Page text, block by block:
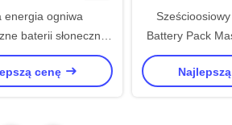
energia ogniwa
baterii słonecznej
do oczyszczania
laserowych
cenę
Battery Pack
Lifepo4 Battery